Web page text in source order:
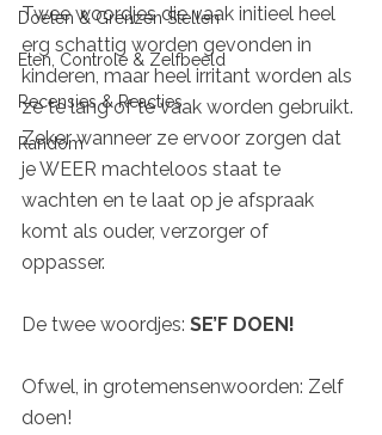
Doelen & Grenzen Stellen
Eten, Controle & Zelfbeeld
Recensies & Reacties
Random
Twee woordjes die vaak initieel heel
erg schattig worden gevonden in
kinderen, maar heel irritant worden als
ze te lang of te vaak worden gebruikt.
Zeker wanneer ze ervoor zorgen dat
je WEER machteloos staat te
wachten en te laat op je afspraak
komt als ouder, verzorger of
oppasser.
De twee woordjes: SE’F DOEN!
Ofwel, in grotemensenwoorden: Zelf
doen!